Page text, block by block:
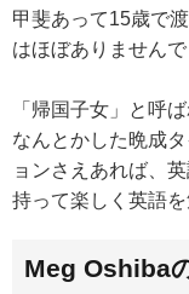
甲斐あって15歳で
はほぼありませんで
「帰国子女」と呼
なんとかした晩成
ョンさえあれば、
持って楽しく英語
Meg Oshiba